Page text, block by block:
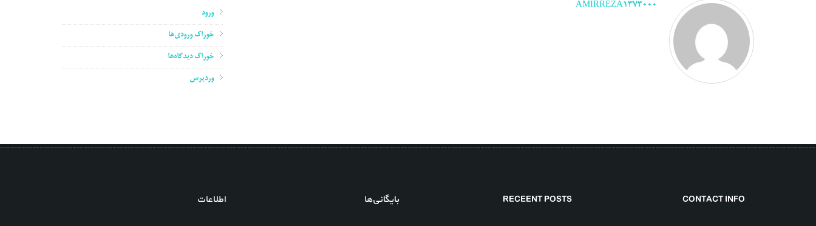
AMIRREZA1373000
ورود
خوراک ورودی‌ها
خوراک دیدگاه‌ها
وردپرس
CONTACT INFO
RECEENT POSTS بایگانی‌ها اطلاعات